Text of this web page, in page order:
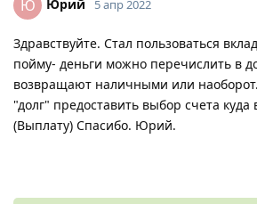
Ю Юрий 5 апр 2022
Здравствуйте. Стал пользоваться
пойму- деньги можно перечислить в
возвращают наличными или
"долг" предоставить выбор счета куда
(Выплату) Спасибо. Юрий.